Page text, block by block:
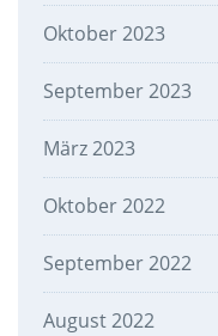
Oktober 2023
September 2023
März 2023
Oktober 2022
September 2022
August 2022